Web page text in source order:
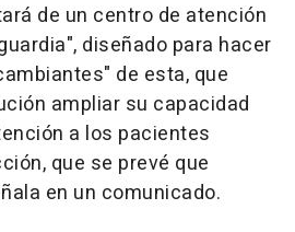
de un centro de atención
diseñado para hacer
de esta, que
ampliar su capacidad
a los pacientes
que se prevé que
en un comunicado.